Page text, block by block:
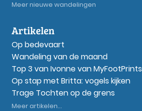
Meer nieuwe wandelingen
Artikelen
Op bedevaart
Wandeling van de maand
Top 3 van Ivonne van MyFootPrints
Op stap met Britta: vogels kijken
Trage Tochten op de grens
Meer artikelen...